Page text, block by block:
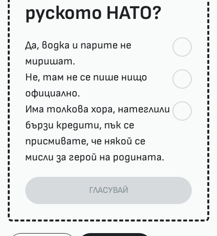
руското НАТО?
Да, водка и парите не
миришат.
Не, там не се пише нищо
официално.
Има толкова хора, натеглили
бързи кредити, пък се
присмивате, че някой се
мисли за герой на родината.
ГЛАСУВАЙ